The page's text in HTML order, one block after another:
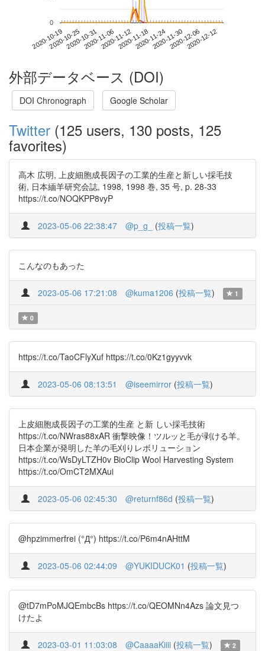
2020-10-192020-10-252020-10-312020-11-062020-11-122020-11-182020-11-242020-11-302020-12-062020-12-12
0
外部データベース (DOI)
DOI Chronograph Google Scholar
Twitter (125 users, 130 posts, 125
favorites)
高木 広明, 上皮細胞成長因子の工業的生産と新しい採毛技
術, 日本緬羊研究会誌, 1998, 1998 巻, 35 号, p. 28-33
https://t.co/NOQKPP8vyP
2023-05-06 22:38:47 @p_g_ (投稿一覧)
こんなのもあった
2023-05-06 17:21:08 @kuma1206 (投稿一覧) 1
0
https://t.co/TaoCFlyXuf https://t.co/0Kz1gyyvvk
2023-05-06 08:13:51 @iseemirror (投稿一覧)
上皮細胞成長因子の工業的生産 と新 しい採毛技術
https://t.co/NWras88xAR 衝撃映像！ツルッと毛が剥ける羊。
日本企業が発明した羊の毛刈りレボリューション
https://t.co/WsDyLTZH0v BioClip Wool Harvesting System
https://t.co/OmCT2MXAui
2023-05-06 02:45:30 @returnf86d (投稿一覧)
@hpzimmerfrei (°Д°) https://t.co/P6m4nAHttM
2023-05-06 02:44:09 @YUKIDUCK01 (投稿一覧)
@tD7mPoMJQEmbcBs https://t.co/QEOMNn4Azs 論文見つ
けたよ
2023-03-01 11:03:08 @CaaaaKiiii (投稿一覧) 2